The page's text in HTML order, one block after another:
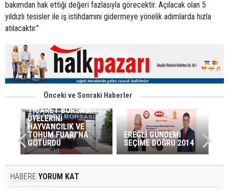
bakımdan hak ettiği değeri fazlasıyla görecektir. Açılacak olan 5
yıldızlı tesisler ile iş istihdamını gidermeye yönelik adımlarda hızla
atılacaktır.”
Önceki ve Sonraki Haberler
TİCARET BORSASI
ÜYELERİNİ
HAYVANCILIK VE
TOHUM FUARI'NA
GÖTÜRDÜ
EREĞLİ GÜNDEMİ
SEÇİME DOĞRU 2014
HABERE YORUM KAT